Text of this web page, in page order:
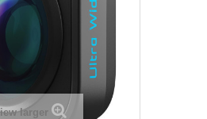
larger